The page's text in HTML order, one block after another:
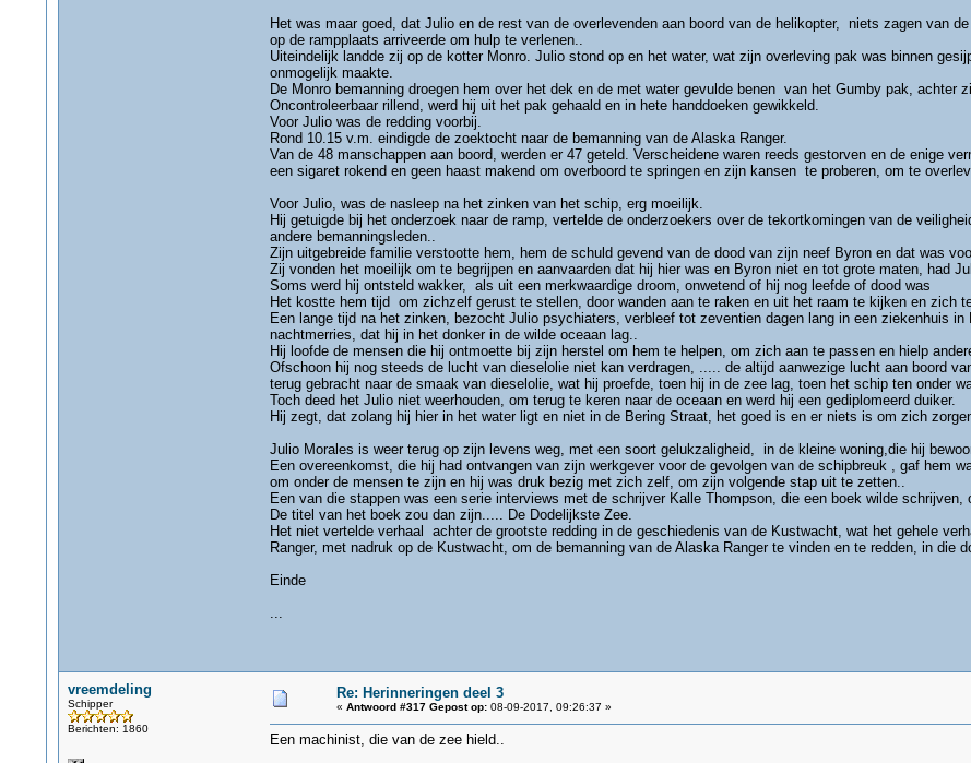
Het was maar goed, dat Julio en de rest van de overlevenden aan boord van de helikopter, niets zagen van
op de rampplaats arriveerde om hulp te verlenen..
Uiteindelijk landde zij op de kotter Monro. Julio stond op en het water, wat zijn overleving pak was binnen
onmogelijk maakte.
De Monro bemanning droegen hem over het dek en de met water gevulde benen van het Gumby pak, achter
Oncontroleerbaar rillend, werd hij uit het pak gehaald en in hete handdoeken gewikkeld.
Voor Julio was de redding voorbij.
Rond 10.15 v.m. eindigde de zoektocht naar de bemanning van de Alaska Ranger.
Van de 48 manschappen aan boord, werden er 47 geteld. Verscheidene waren reeds gestorven en de enige
een sigaret rokend en geen haast makend om overboord te springen en zijn kansen te proberen, om te
Voor Julio, was de nasleep na het zinken van het schip, erg moeilijk.
Hij getuigde bij het onderzoek naar de ramp, vertelde de onderzoekers over de tekortkomingen van de
andere bemanningsleden..
Zijn uitgebreide familie verstootte hem, hem de schuld gevend van de dood van zijn neef Byron en dat was
Zij vonden het moeilijk om te begrijpen en aanvaarden dat hij hier was en Byron niet en tot grote maten, had
Soms werd hij ontsteld wakker, als uit een merkwaardige droom, onwetend of hij nog leefde of dood was
Het kostte hem tijd om zichzelf gerust te stellen, door wanden aan te raken en uit het raam te kijken en zich
Een lange tijd na het zinken, bezocht Julio psychiaters, verbleef tot zeventien dagen lang in een ziekenhuis
nachtmerries, dat hij in het donker in de wilde oceaan lag..
Hij loofde de mensen die hij ontmoette bij zijn herstel om hem te helpen, om zich aan te passen en hielp
Ofschoon hij nog steeds de lucht van dieselolie niet kan verdragen, ..... de altijd aanwezige lucht aan boord
terug gebracht naar de smaak van dieselolie, wat hij proefde, toen hij in de zee lag, toen het schip ten onder
Toch deed het Julio niet weerhouden, om terug te keren naar de oceaan en werd hij een gediplomeerd duiker.
Hij zegt, dat zolang hij hier in het water ligt en niet in de Bering Straat, het goed is en er niets is om zich
Julio Morales is weer terug op zijn levens weg, met een soort gelukzaligheid, in de kleine woning,die hij
Een overeenkomst, die hij had ontvangen van zijn werkgever voor de gevolgen van de schipbreuk , gaf hem
om onder de mensen te zijn en hij was druk bezig met zich zelf, om zijn volgende stap uit te zetten..
Een van die stappen was een serie interviews met de schrijver Kalle Thompson, die een boek wilde schrijven,
De titel van het boek zou dan zijn..... De Dodelijkste Zee.
Het niet vertelde verhaal achter de grootste redding in de geschiedenis van de Kustwacht, wat het gehele
Ranger, met nadruk op de Kustwacht, om de bemanning van de Alaska Ranger te vinden en te redden, in die
Einde
...
vreemdeling
Schipper
Berichten: 1860
Re: Herinneringen deel 3
« Antwoord #317 Gepost op:08-09-2017, 09:26:37 »
Een machinist, die van de zee hield..